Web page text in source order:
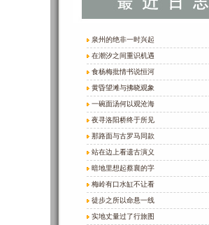
泉州的绝非一时兴起
在潮汐之间重识机遇
食杨梅批情书说恒河
黄昏望滩与拂晓观象
一碗面汤何以观沧海
夜寻洛阳桥终于所见
那路面与古罗马同款
站在边上看遗古演义
暗地里想起蔡襄的字
梅岭有口水缸不让看
徒步之所以命悬一线
实地丈量过了行旅图